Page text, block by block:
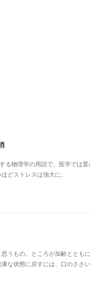
る物理学の用語で、医学では
どストレスは強大に。
うもの。ところが加齢ととも
な状態に戻すには、口のささ